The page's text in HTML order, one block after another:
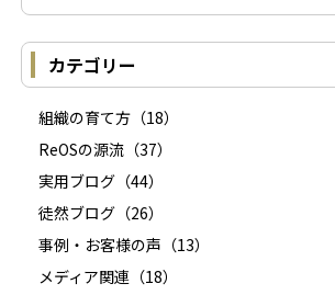
カテゴリー
組織の育て方 （18）
ReOSの源流 （37）
実用ブログ （44）
徒然ブログ （26）
事例・お客様の声 （13）
メディア関連 （18）